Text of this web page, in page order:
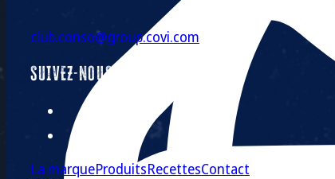
club.conso@group.covi.com
SUIVEZ-NOUS :
La marqueProduitsRecettesContact